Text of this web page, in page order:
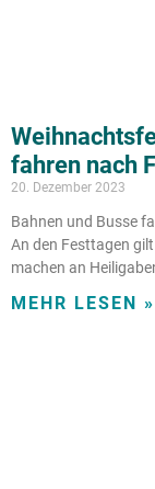
fahren nach
20. Dezember 2023
Bahnen und Busse
An den Festtagen
machen an
MEHR LESEN »